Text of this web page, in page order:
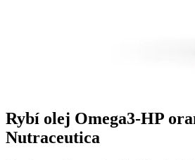
Rybí olej Omega3-HP
Nutraceutica